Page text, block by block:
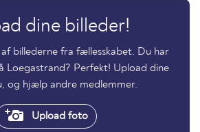
dine billeder!
af billederne fra fællesskabet. Du har
Loegastrand? Perfekt! Upload dine
og hjælp andre medlemmer.
Upload foto